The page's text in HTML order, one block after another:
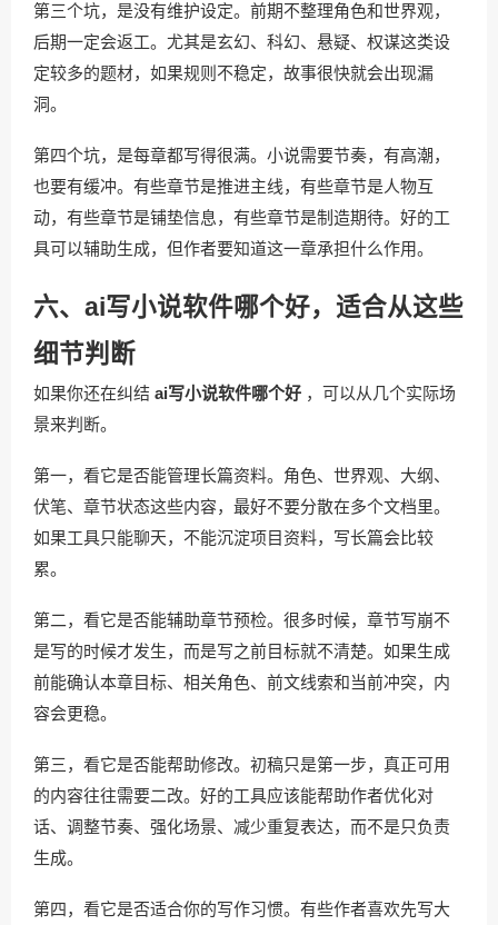
第三个坑，是没有维护设定。前期不整理角色和世界观，
后期一定会返工。尤其是玄幻、科幻、悬疑、权谋这类设
定较多的题材，如果规则不稳定，故事很快就会出现漏
洞。
第四个坑，是每章都写得很满。小说需要节奏，有高潮，
也要有缓冲。有些章节是推进主线，有些章节是人物互
动，有些章节是铺垫信息，有些章节是制造期待。好的工
具可以辅助生成，但作者要知道这一章承担什么作用。
六、ai写小说软件哪个好，适合从这些
细节判断
如果你还在纠结 ai写小说软件哪个好 ，可以从几个实际场
景来判断。
第一，看它是否能管理长篇资料。角色、世界观、大纲、
伏笔、章节状态这些内容，最好不要分散在多个文档里。
如果工具只能聊天，不能沉淀项目资料，写长篇会比较
累。
第二，看它是否能辅助章节预检。很多时候，章节写崩不
是写的时候才发生，而是写之前目标就不清楚。如果生成
前能确认本章目标、相关角色、前文线索和当前冲突，内
容会更稳。
第三，看它是否能帮助修改。初稿只是第一步，真正可用
的内容往往需要二改。好的工具应该能帮助作者优化对
话、调整节奏、强化场景、减少重复表达，而不是只负责
生成。
第四，看它是否适合你的写作习惯。有些作者喜欢先写大